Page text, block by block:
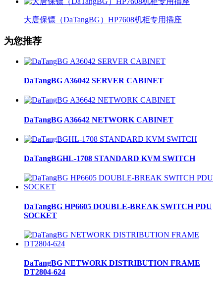
大唐保镖（DaTangBG）HP7608机柜专用插座
为您推荐
DaTangBG A36042 SERVER CABINET
DaTangBG A36642 NETWORK CABINET
DaTangBGHL-1708 STANDARD KVM SWITCH
DaTangBG HP6605 DOUBLE-BREAK SWITCH PDU
SOCKET
DaTangBG NETWORK DISTRIBUTION FRAME
DT2804-624